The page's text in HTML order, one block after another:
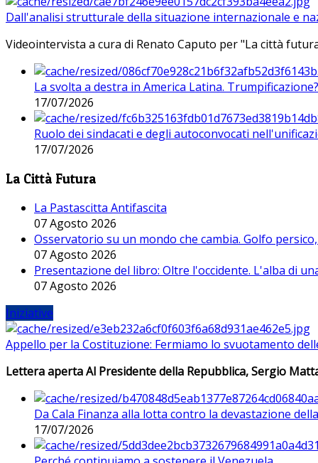
Dall'analisi strutturale della situazione internazionale e
Videointervista a cura di Renato Caputo per "La città
La svolta a destra in America Latina. Trumpificazione?
17/07/2026
Ruolo dei sindacati e degli autoconvocati
17/07/2026
La Città Futura
La Pastascitta Antifascita
07 Agosto 2026
Osservatorio su un mondo che cambia. Golfo
07 Agosto 2026
Presentazione del libro: Oltre l'occidente. L'alba di
07 Agosto 2026
Iniziative
Appello per la Costituzione: Fermiamo lo svuotamento
Lettera aperta Al Presidente della Repubblica, Sergio
Da Cala Finanza alla lotta contro la devastazione
17/07/2026